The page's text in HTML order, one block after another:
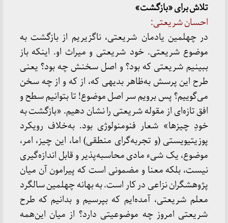
تلاش برای «بازگشت»
احسان‌ شریعتی:
در چهلمین یادمان شریعتی، ناگزیریم از بازگشت به
موضوع شریعتی. خود شریعتی و میراث او. اینکه‌ باز
ببینیم شریعتی که بود؟ و اصل سخنش چه بود؟ یعنی
طرح این پرسش به‌ظاهر بدیهی که، از که و از چه سخن
می‌گوییم؟ پس برویم سر اصل موضوع! تا بتوانیم سطح و
افق تازه‌ای از مقوله شریعتی را نشان دهیم. «بازگشت به
خودِ چیزها» شعار فنومنولوژی بود. به‌خلاف رویکرد
پوزیتیویستی (و تجربه‌گرای منطقی) اما، این چیز، امر،
موضوع، یک شیء مادی محاسبه‌پذیر و قابل اندازه‌گیری
نیست، بلکه معنا و مضمونی است که پیرامون آن میان
پژوهشگران نزاعی در کار است. به بهانه چهلمین سالگرد
معلم شریعتی، آمده‌ایم که بپرسیم و بدانیم که طرح
شریعتی امروز چه موضوعیتی دارد؟ از میان این‌همه